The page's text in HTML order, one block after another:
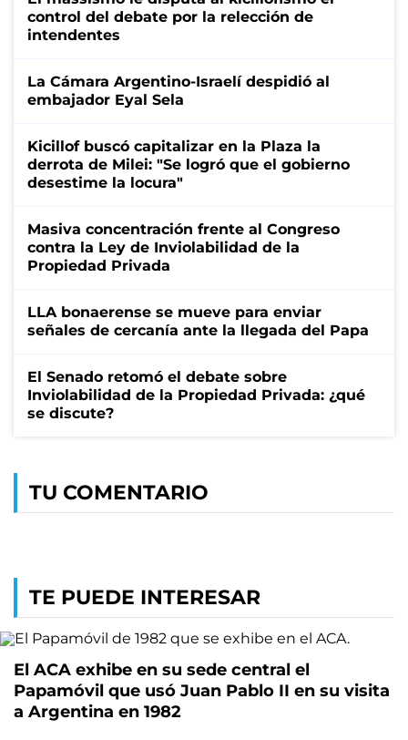
control del debate por la relección de
intendentes
La Cámara Argentino-Israelí despidió al
embajador Eyal Sela
Kicillof buscó capitalizar en la Plaza la
derrota de Milei: "Se logró que el gobierno
desestime la locura"
Masiva concentración frente al Congreso
contra la Ley de Inviolabilidad de la
Propiedad Privada
LLA bonaerense se mueve para enviar
señales de cercanía ante la llegada del Papa
El Senado retomó el debate sobre
Inviolabilidad de la Propiedad Privada: ¿qué
se discute?
TU COMENTARIO
TE PUEDE INTERESAR
El ACA exhibe en su sede central el
Papamóvil que usó Juan Pablo II en su visita
a Argentina en 1982